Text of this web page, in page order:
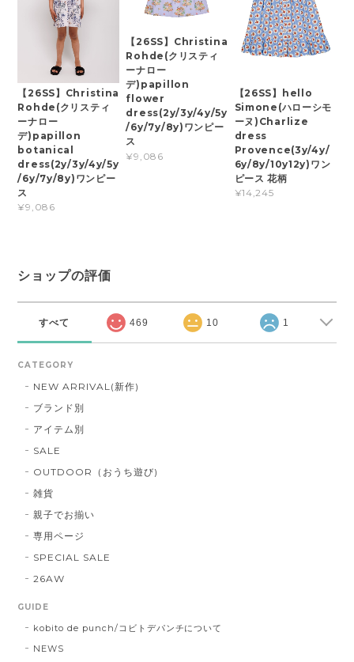
【26SS】Christina
Rohde(クリスティ
ーナロー
デ)papillon
botanical
dress(2y/3y/4y/5y
/6y/7y/8y)ワンピー
ス
¥9,086
【26SS】Christina
Rohde(クリスティ
ーナロー
デ)papillon
flower
dress(2y/3y/4y/5y
/6y/7y/8y)ワンピー
ス
¥9,086
【26SS】hello
Simone(ハローシモ
ーヌ)Charlize
dress
Provence(3y/4y/
6y/8y/10y12y)ワン
ピース 花柄
¥14,245
ショップの評価
すべて 469 10 1
CATEGORY
NEW ARRIVAL(新作)
ブランド別
アイテム別
SALE
OUTDOOR（おうち遊び)
雑貨
親子でお揃い
専用ページ
SPECIAL SALE
26AW
GUIDE
kobito de punch/コビトデパンチについて
NEWS